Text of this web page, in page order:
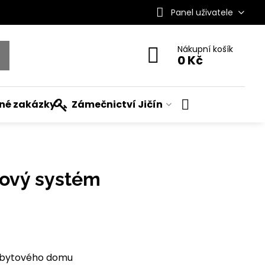
Panel uživatele
Nákupní košík
0 Kč
zakázky Zámečnictví Jičín
systém
domu